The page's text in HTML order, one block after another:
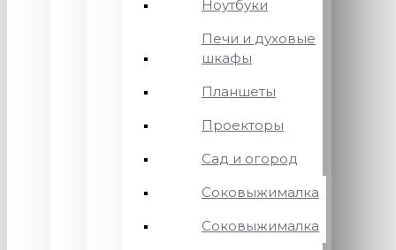
Ноутбуки
Печи и духовые
шкафы
Планшеты
Проекторы
Сад и огород
Соковыжималка
Соковыжималка